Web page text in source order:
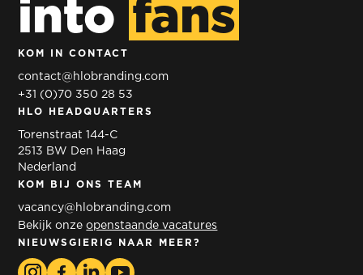
OW
NEDERLANDSE
VISSERIJSECTOR
CORE
NATUPOL
into fans
KOM IN CONTACT
contact@hlobranding.com
+31 (0)70 350 28 53
HLO HEADQUARTERS
Torenstraat 144-C
2513 BW Den Haag
Nederland
KOM BIJ ONS TEAM
vacancy@hlobranding.com
Bekijk onzeopenstaande vacatures
NIEUWSGIERIG NAAR MEER?